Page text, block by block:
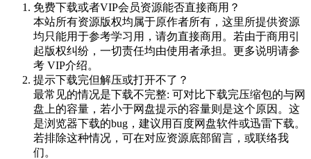
免费下载或者VIP会员资源能否直接商用？
本站所有资源版权均属于原作者所有，这里所提供资源
均只能用于参考学习用，请勿直接商用。若由于商用引
起版权纠纷，一切责任均由使用者承担。更多说明请参
考 VIP介绍。
提示下载完但解压或打开不了？
最常见的情况是下载不完整: 可对比下载完压缩包的与网
盘上的容量，若小于网盘提示的容量则是这个原因。这
是浏览器下载的bug，建议用百度网盘软件或迅雷下载。
若排除这种情况，可在对应资源底部留言，或联络我
们。